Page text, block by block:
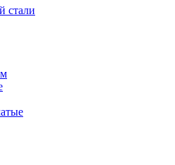
стали